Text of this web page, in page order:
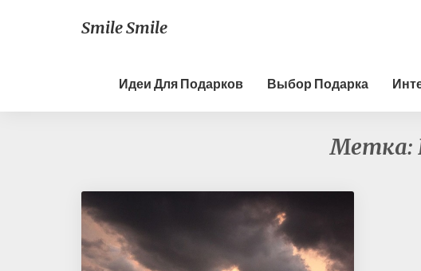
Smile Smile
Идеи Для Подарков Выбор Подарка
Метка: